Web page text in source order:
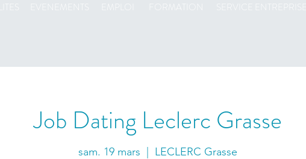
EVENEMENTS FORMATION SERVICE ENTREPRISES
Job Dating Leclerc Grasse
sam. 19 mars LECLERC Grasse